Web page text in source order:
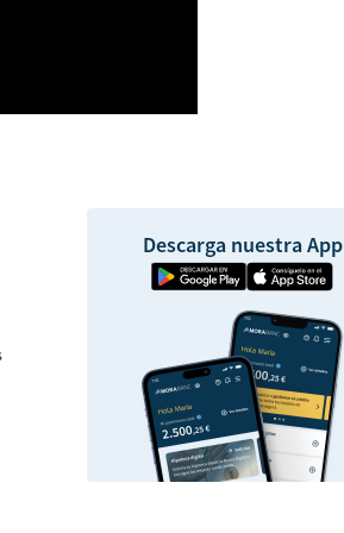
Descarga nuestra App